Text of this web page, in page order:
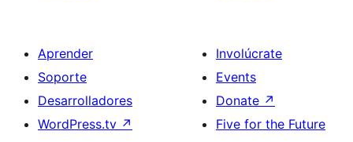
Aprender
Soporte
Desarrolladores
WordPress.tv ↗
Involúcrate
Events
Donate ↗
Five for the Future